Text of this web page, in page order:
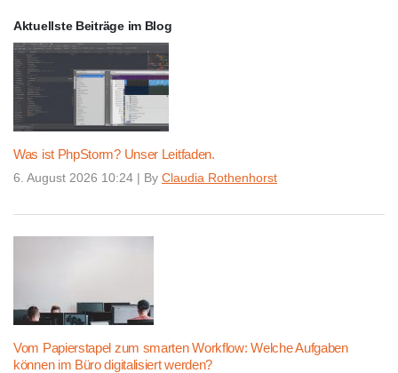
Aktuellste Beiträge im Blog
Was ist PhpStorm? Unser Leitfaden.
6. August 2026 10:24 | By Claudia Rothenhorst
Vom Papierstapel zum smarten Workflow: Welche Aufgaben
können im Büro digitalisiert werden?